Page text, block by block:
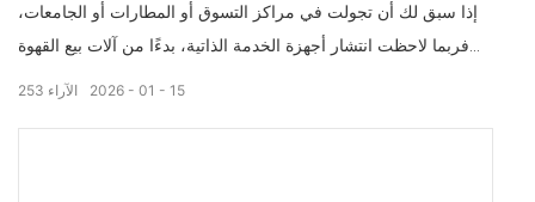
إذا سبق لك أن تجولت في مراكز التسوق أو المطارات أو الجامعات،
فربما لاحظت انتشار أجهزة الخدمة الذاتية، بدءًا من آلات بيع القهوة
وصولًا إلى أكشاك التصوير. ولكن هناك نجم جديد في قطاع التجزئة
2026 01 15
253 الآراء